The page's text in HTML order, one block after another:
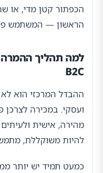
הכפתור קטן מדי, או
הראשון — המשתמש
B2C
ההבדל המרכזי הוא לא
ועסקי. במכירה לצרכן
להיות משוקללת,
כמעט תמיד יש יותר